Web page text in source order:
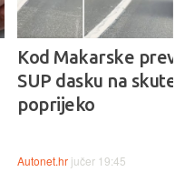
Kod Makarske
SUP dasku na
poprijeko
Autonet.hr jučer 19:45